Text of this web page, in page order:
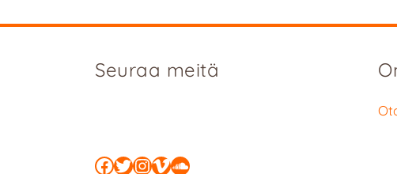
Seuraa meitä
Facebook
Twitter
Instagram
Vimeo
SoundCloud